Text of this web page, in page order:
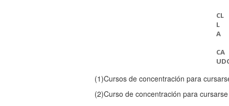
CL
L
A
CA
(1)Cursos de concentración para
(2)Curso de concentración para